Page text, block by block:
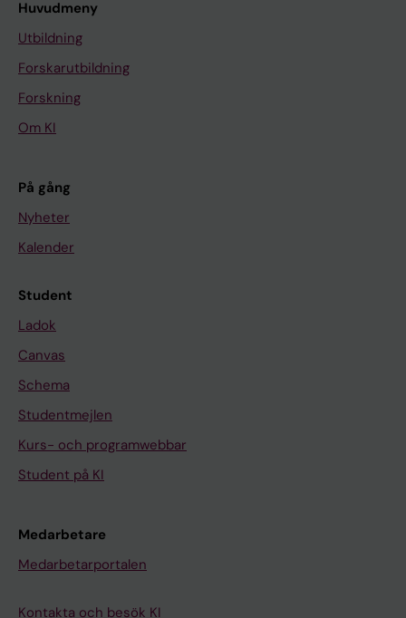
Huvudmeny
Utbildning
Forskarutbildning
Forskning
Om KI
På gång
Nyheter
Kalender
Student
Ladok
Canvas
Schema
Studentmejlen
Kurs- och programwebbar
Student på KI
Medarbetare
Medarbetarportalen
Kontakta och besök KI